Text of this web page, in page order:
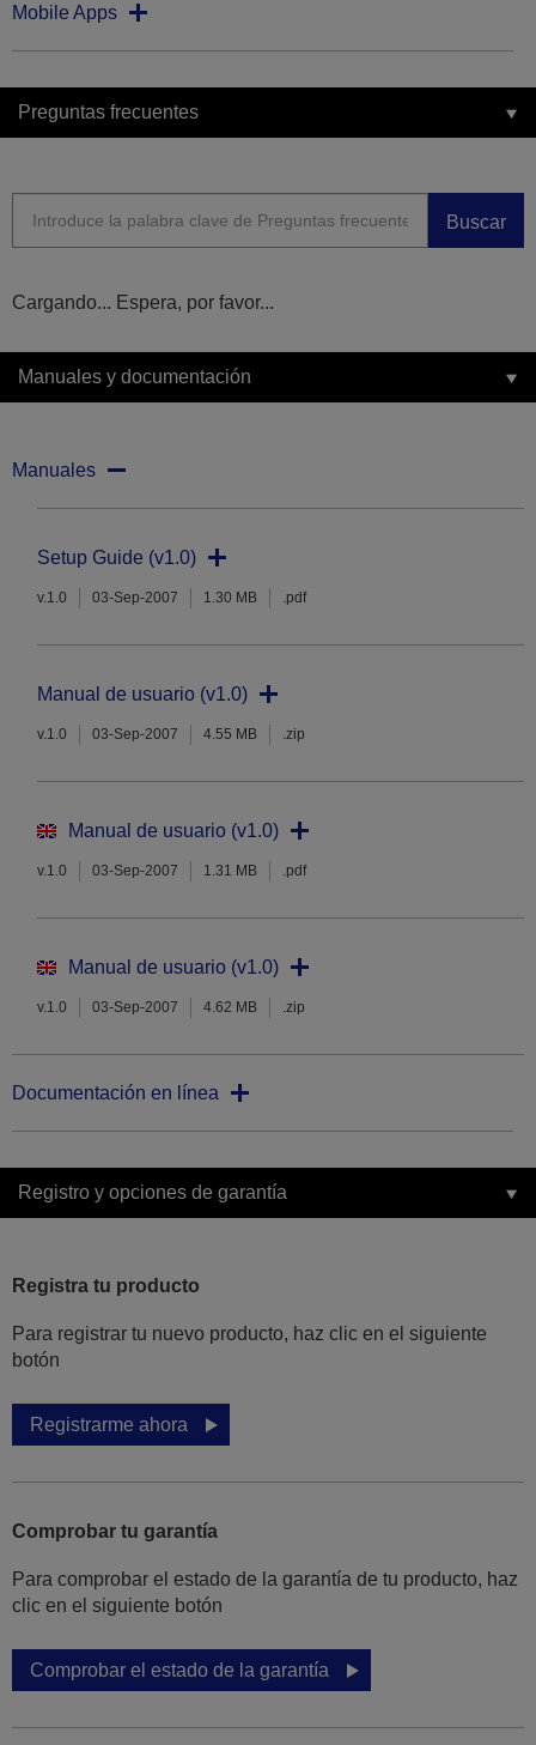
Mobile Apps
Preguntas frecuentes
Buscar
Cargando... Espera, por favor...
Manuales y documentación
Manuales
Setup Guide (v1.0)
v.1.0 03-Sep-2007 1.30 MB .pdf
Manual de usuario (v1.0)
v.1.0 03-Sep-2007 4.55 MB .zip
Manual de usuario (v1.0)
v.1.0 03-Sep-2007 1.31 MB .pdf
Manual de usuario (v1.0)
v.1.0 03-Sep-2007 4.62 MB .zip
Documentación en línea
Registro y opciones de garantía
Registra tu producto
Para registrar tu nuevo producto, haz clic en el siguiente
botón
Registrarme ahora
Comprobar tu garantía
Para comprobar el estado de la garantía de tu producto, haz
clic en el siguiente botón
Comprobar el estado de la garantía